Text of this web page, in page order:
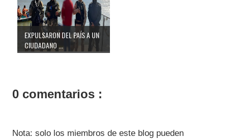
EXPULSARON DEL PAÍS A UN
CIUDADANO ...
0 comentarios :
Nota: solo los miembros de este blog pueden